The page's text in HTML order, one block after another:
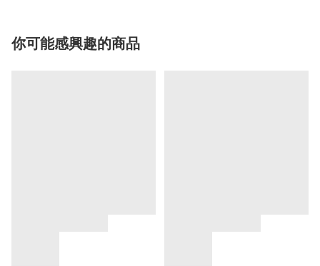
你可能感興趣的商品